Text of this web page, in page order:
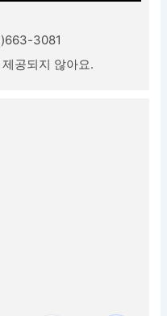
3081
공되지 않아요.